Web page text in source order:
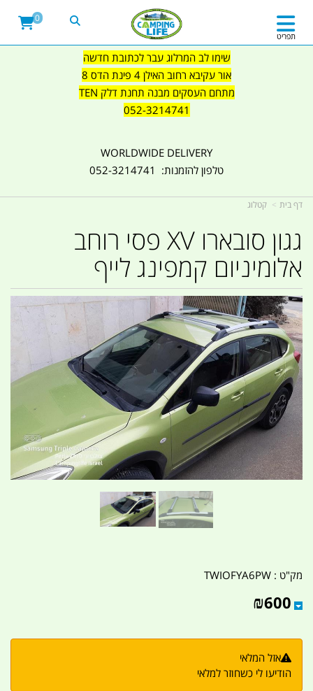
שימו לב המרלוג עבר לכתובת חדשה
אור עקיבא רחוב האילן 4 פינת הדס 8
מתחם העסקים מבנה תחנת דלק TEN
052-3214741
WORLDWIDE DELIVERY
טלפון להזמנות: 052-3214741
תפריט
0
דף בית קטלוג
גגון סובארו XV פסי רוחב
אלומיניום קמפינג לייף
מק"ט : TWIOFYA6PW
₪600
אזל המלאי
הודיעו לי כשחוזר למלאי